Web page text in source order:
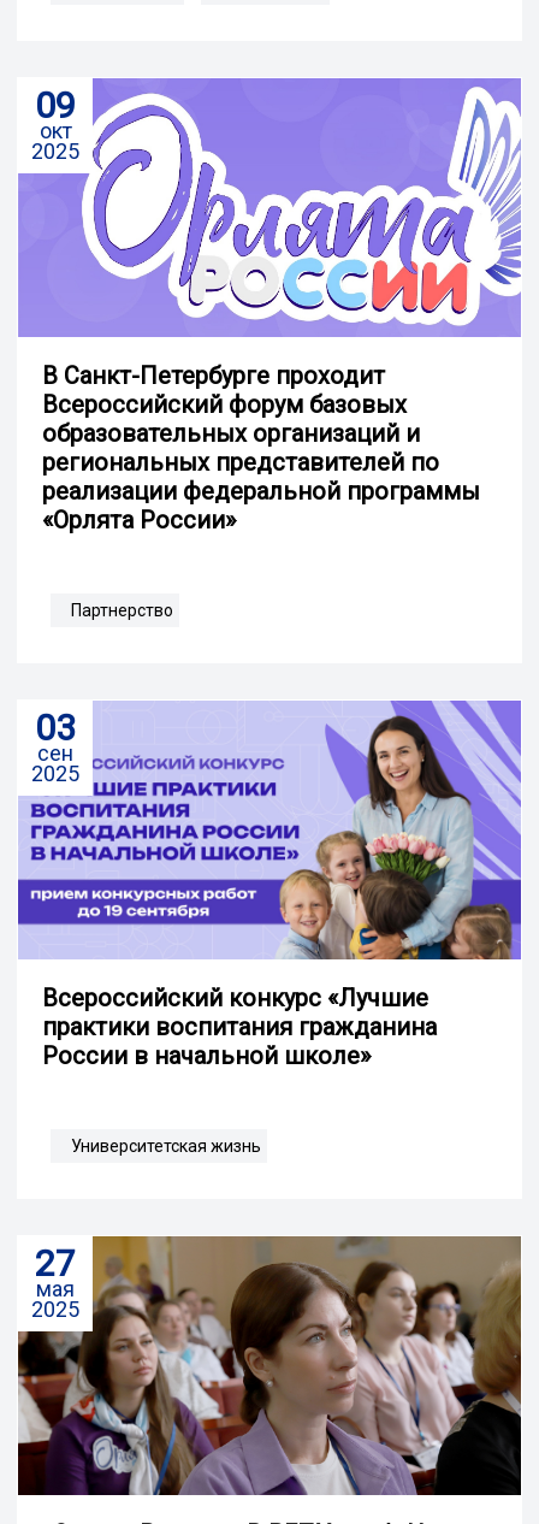
09
окт
2025
В Санкт-Петербурге проходит
Всероссийский форум базовых
образовательных организаций и
региональных представителей по
реализации федеральной программы
«Орлята России»
Партнерство
03
сен
2025
Всероссийский конкурс «Лучшие
практики воспитания гражданина
России в начальной школе»
Университетская жизнь
27
мая
2025